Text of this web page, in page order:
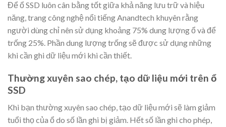
Để ổ SSD luôn cân bằng tốt giữa khả năng lưu trữ và hiệu
năng, trang công nghệ nổi tiếng Anandtech khuyên rằng
người dùng chỉ nên sử dụng khoảng 75% dung lượng ổ và để
trống 25%. Phần dung lượng trống sẽ được sử dụng những
khi cần ghi dữ liệu mới khi cần thiết.
Thường xuyên sao chép, tạo dữ liệu mới trên ổ
SSD
Khi bạn thường xuyên sao chép, tạo dữ liệu mới sẽ làm giảm
tuổi thọ của ổ do số lần ghi bị giảm. Hết số lần ghi cho phép,